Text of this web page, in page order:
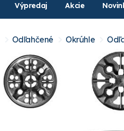
Výpredaj Akcie
Odľahčené Okrúhle